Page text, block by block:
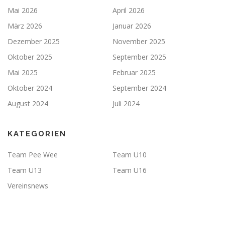
Mai 2026
April 2026
März 2026
Januar 2026
Dezember 2025
November 2025
Oktober 2025
September 2025
Mai 2025
Februar 2025
Oktober 2024
September 2024
August 2024
Juli 2024
KATEGORIEN
Team Pee Wee
Team U10
Team U13
Team U16
Vereinsnews